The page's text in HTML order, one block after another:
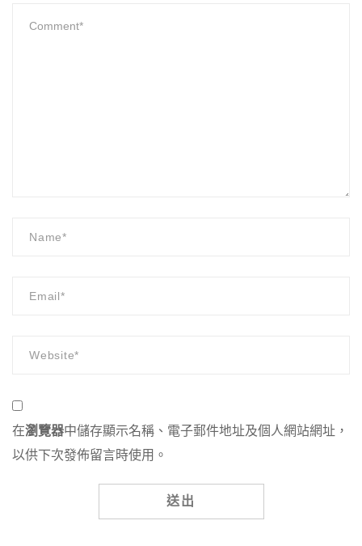
在瀏覽器中儲存顯示名稱、電子郵件地址及個人網站網址，
以供下次發佈留言時使用。